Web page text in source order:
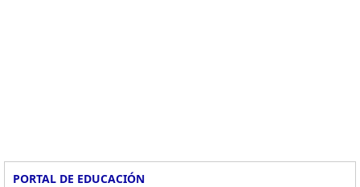
PORTAL DE EDUCACIÓN